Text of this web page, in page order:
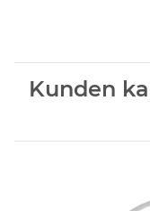
Kunden